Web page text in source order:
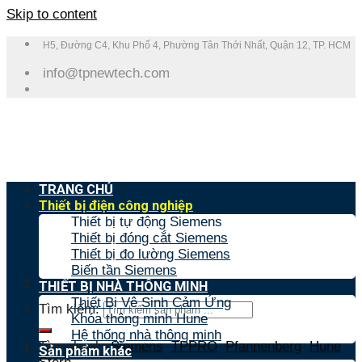
Skip to content
H5, Đường C4, Khu Phố 4, Phường Tân Thới Nhất, Quận 12, TP. HCM
info@tpnewtech.com
Tìm kiếm:
Tìm nhanh:Siemens,TPPRO,Pfannenberg,Hune,
TRANG CHỦ
Thiết bị điện công nghiệp
Thiết bị tự động Siemens
Thiết bị đóng cắt Siemens
Thiết bị đo lường Siemens
Biến tần Siemens
THIẾT BỊ NHÀ THÔNG MINH
Thiết Bị Vệ Sinh Cảm Ứng
Khóa thông minh Hune
Hệ thống nhà thông minh
Sản phẩm khác